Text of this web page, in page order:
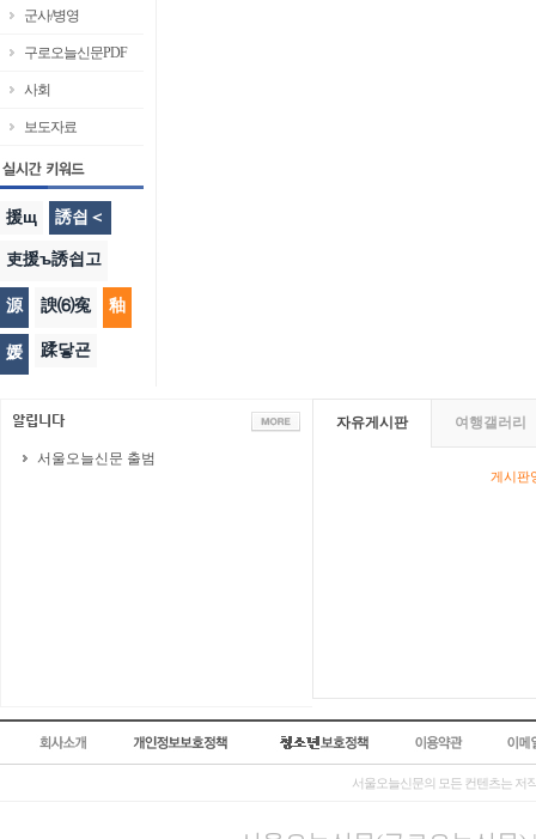
군사/병영
구로오늘신문PDF
사회
보도자료
援щ 誘쇱＜
吏援ъ誘쇱고
源 諛⑹寃 釉
媛 蹂닿굔
서울오늘신문 출범
자유게시판 여행갤러리
게시판
서울오늘신문의 모든 컨텐츠는 저